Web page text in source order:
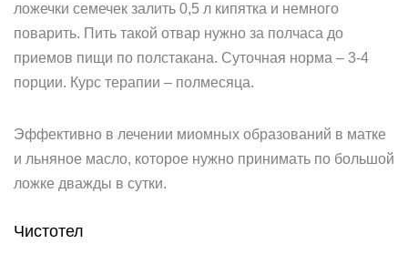
ложечки семечек залить 0,5 л кипятка и немного
поварить. Пить такой отвар нужно за полчаса до
приемов пищи по полстакана. Суточная норма – 3-4
порции. Курс терапии – полмесяца.
Эффективно в лечении миомных образований в матке
и льняное масло, которое нужно принимать по большой
ложке дважды в сутки.
Чистотел